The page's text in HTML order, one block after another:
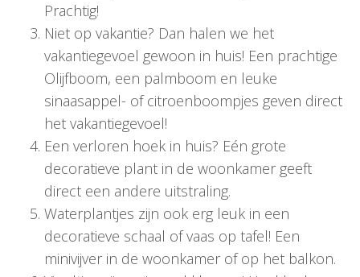
Prachtig!
Niet op vakantie? Dan halen we het
vakantiegevoel gewoon in huis! Een prachtige
Olijfboom, een palmboom en leuke
sinaasappel- of citroenboompjes geven direct
het vakantiegevoel!
Een verloren hoek in huis? Eén grote
decoratieve plant in de woonkamer geeft
direct een andere uitstraling.
Waterplantjes zijn ook erg leuk in een
decoratieve schaal of vaas op tafel! Een
minivijver in de woonkamer of op het balkon.